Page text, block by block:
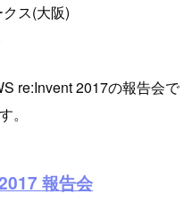
ス(大阪)
re:Invent 2017の報告会で
。
報告会